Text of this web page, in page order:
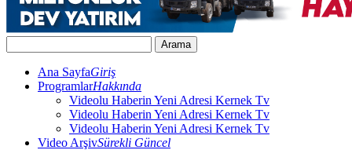
Ana SayfaGiriş
ProgramlarHakkında
Videolu Haberin Yeni Adresi Kernek Tv
Videolu Haberin Yeni Adresi Kernek Tv
Videolu Haberin Yeni Adresi Kernek Tv
Video ArşivSürekli Güncel